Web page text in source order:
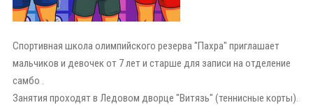
Спортивная школа олимпийского резерва "Пахра" приглашает
мальчиков и девочек от 7 лет и старше для записи на отделение
самбо .
Занятия проходят в Ледовом дворце "Витязь" (теннисные корты).